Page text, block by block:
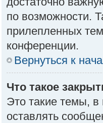
по возможности.
прилепленных
конференции.
Вернуться к
Что такое
Это такие темы, в
оставлять